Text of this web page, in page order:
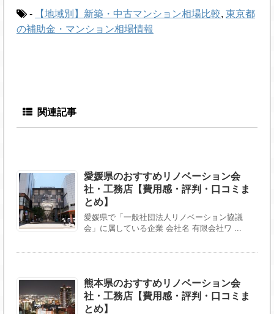
- 【地域別】新築・中古マンション相場比較, 東京都
の補助金・マンション相場情報
関連記事
愛媛県のおすすめリノベーション会
社・工務店【費用感・評判・口コミま
とめ】
愛媛県で「一般社団法人リノベーション協議
会」に属している企業 会社名 有限会社ワ ...
熊本県のおすすめリノベーション会
社・工務店【費用感・評判・口コミま
とめ】